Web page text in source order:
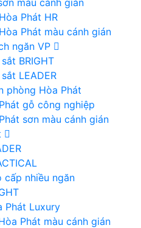
màu cánh gián
Phát HR
Phát màu cánh gián
ngăn VP
BRIGHT
LEADER
Hòa Phát
gỗ công nghiệp
sơn màu cánh gián
nhiều ngăn
Luxury
Phát màu cánh gián